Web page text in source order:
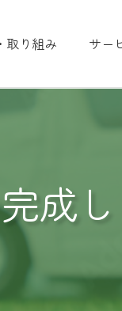
取り組み サー
完成